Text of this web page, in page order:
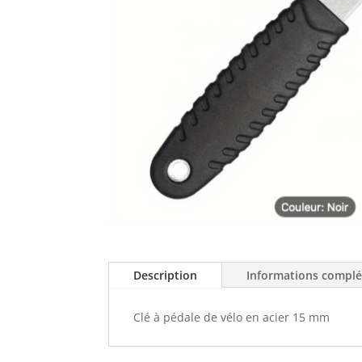
Description Informations
Clé à pédale de vélo en acier 15 mm